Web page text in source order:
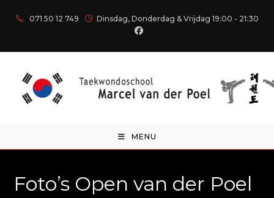
071 50 12 749 Dinsdag, Donderdag & Vrijdag 19:00 - 21:30
MENU
Foto’s Open van der Poel